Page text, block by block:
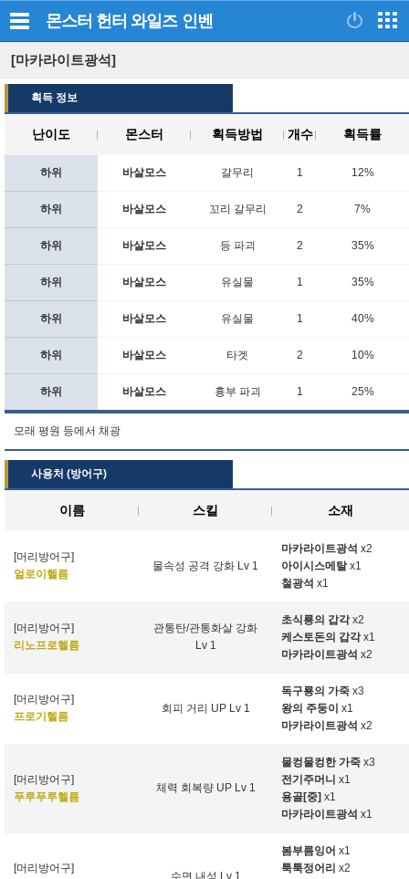
몬스터 헌터 와일즈 인벤
[마카라이트광석]
획득 정보
난이도 몬스터 획득방법 개수 획득률
하위 바살모스 갈무리 1 12%
하위 바살모스 꼬리 갈무리 2 7%
하위 바살모스 등 파괴 2 35%
하위 바살모스 유실물 1 35%
하위 바살모스 유실물 1 40%
하위 바살모스 타겟 2 10%
하위 바살모스 흉부 파괴 1 25%
모래 평원 등에서 채광
사용처 (방어구)
이름 스킬 소재
[머리방어구]
얼로이헬름
물속성 공격 강화 Lv 1
마카라이트광석 x2
아이시스메탈x1
철광석 x1
[머리방어구]
리노프로헬름
관통탄/관통화살 강화
Lv 1
초식룡의 갑각x2
케스토돈의 갑각x1
마카라이트광석 x2
[머리방어구]
프로기헬름
회피 거리 UP Lv 1
독구룡의 가죽 x3
왕의 주둥이 x1
마카라이트광석 x2
[머리방어구]
푸루푸루헬름
체력 회복량 UP Lv 1
물컹물컹한 가죽 x3
전기주머니 x1
용골[중] x1
마카라이트광석 x1
[머리방어구]
수면 내성 Lv 1
봄부름잉어 x1
툭툭정어리 x2